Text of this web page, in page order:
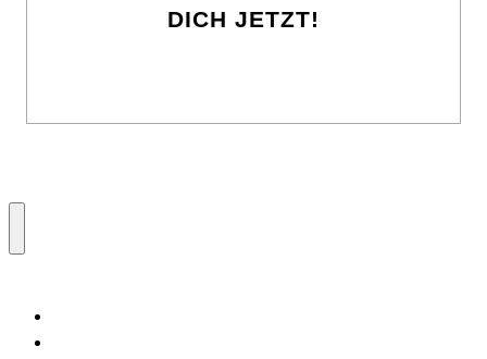
DICH JETZT!